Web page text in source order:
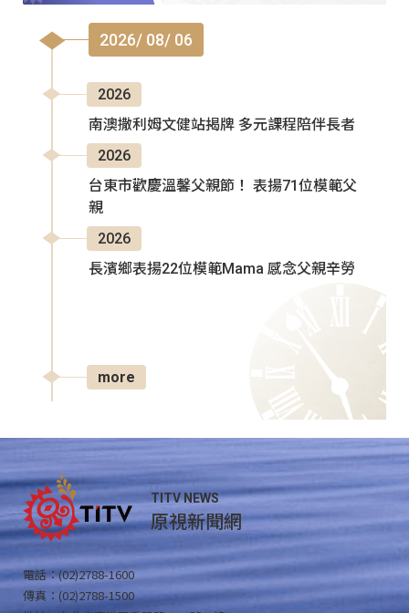
2026/ 08/ 06
2026
南澳撒利姆文健站揭牌 多元課程陪伴長者
2026
台東市歡慶溫馨父親節！ 表揚71位模範父
親
2026
長濱鄉表揚22位模範Mama 感念父親辛勞
more
TITV NEWS
原視新聞網
電話：(02)2788-1600
傳真：(02)2788-1500